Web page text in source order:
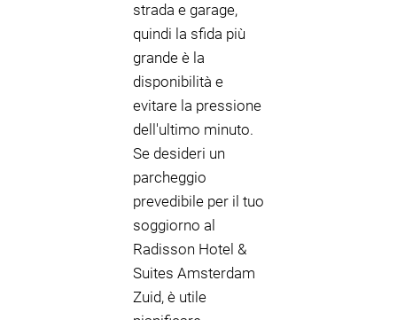
strada e garage,
quindi la sfida più
grande è la
disponibilità e
evitare la pressione
dell'ultimo minuto.
Se desideri un
parcheggio
prevedibile per il tuo
soggiorno al
Radisson Hotel &
Suites Amsterdam
Zuid, è utile